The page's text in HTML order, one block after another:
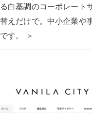
白基調のコーポレート
えだけで。中小企業や
す。 ＞